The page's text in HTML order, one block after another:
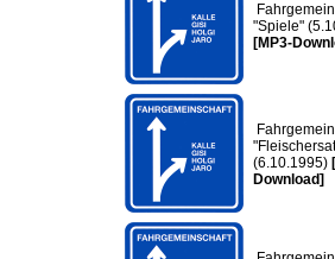
"Spiele"
[MP3-
(6.10.1995)
Download]